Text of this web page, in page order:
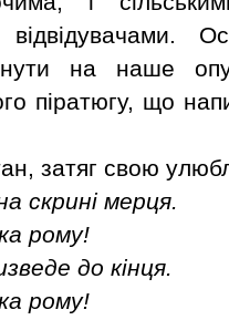
на наше
піратюгу, що
затяг свою
скрині мерця.
рому!
до кінця.
рому!